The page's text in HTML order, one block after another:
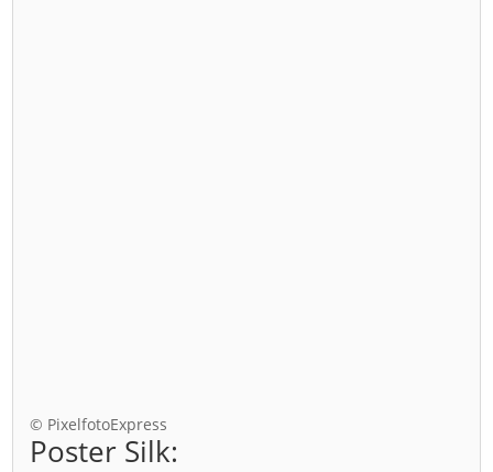
© PixelfotoExpress
Poster Silk: